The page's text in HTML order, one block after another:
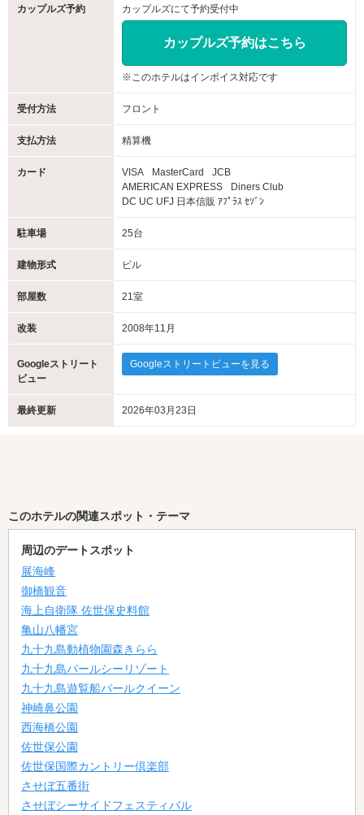
カップルズ予約 カップルズにて予約受付中
カップルズ予約はこちら
※このホテルはインボイス対応です
受付方法 フロント
支払方法 精算機
カード VISA MasterCard
JCB
AMERICAN EXPRESS
Diners Club
DC UC UFJ 日本信販 ｱﾌﾟﾗｽ ｾｿﾞﾝ
駐車場 25台
建物形式 ビル
部屋数 21室
改装 2008年11月
Googleストリート
ビュー
Googleストリートビューを見る
最終更新 2026年03月23日
このホテルの関連スポット・テーマ
周辺のデートスポット
展海峰
御橋観音
海上自衛隊 佐世保史料館
亀山八幡宮
九十九島動植物園森きらら
九十九島パールシーリゾート
九十九島遊覧船パールクイーン
神崎鼻公園
西海橋公園
佐世保公園
佐世保国際カントリー倶楽部
させぼ五番街
させぼシーサイドフェスティバル